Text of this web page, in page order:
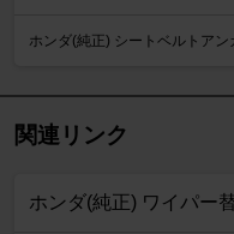
ホンダ(純正) シートベルトア
関連リンク
ホンダ(純正) ワイパー